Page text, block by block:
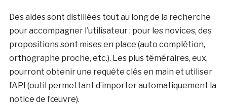
Des aides sont distillées tout au long de la recherche
pour accompagner l’utilisateur : pour les novices, des
propositions sont mises en place (auto complétion,
orthographe proche, etc.). Les plus téméraires, eux,
pourront obtenir une requête clés en main et utiliser
l’API (outil permettant d’importer automatiquement la
notice de l’œuvre).